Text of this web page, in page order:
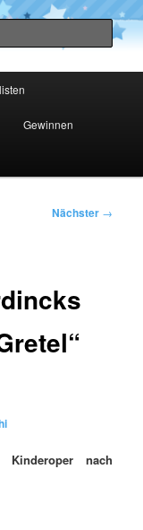
Gewinnen
Nächster →
nach